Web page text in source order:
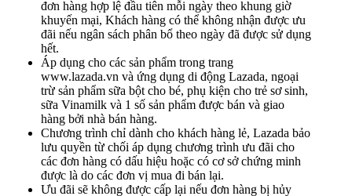
đơn hàng hợp lệ đầu tiên mỗi ngày theo khung giờ
khuyến mại, Khách hàng có thể không nhận được ưu
đãi nếu ngân sách phân bổ theo ngày đã được sử dụng
hết.
Áp dụng cho các sản phẩm trong trang
www.lazada.vn và ứng dụng di động Lazada, ngoại
trừ sản phẩm sữa bột cho bé, phụ kiện cho trẻ sơ sinh,
sữa Vinamilk và 1 số sản phẩm được bán và giao
hàng bởi nhà bán hàng.
Chương trình chỉ dành cho khách hàng lẻ, Lazada bảo
lưu quyền từ chối áp dụng chương trình ưu đãi cho
các đơn hàng có dấu hiệu hoặc có cơ sở chứng minh
được là do các đơn vị mua đi bán lại.
Ưu đãi sẽ không được cấp lại nếu đơn hàng bị hủy